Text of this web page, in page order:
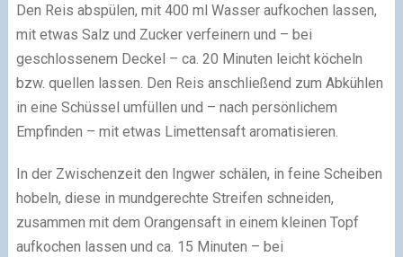
Den Reis abspülen, mit 400 ml Wasser aufkochen lassen,
mit etwas Salz und Zucker verfeinern und – bei
geschlossenem Deckel – ca. 20 Minuten leicht köcheln
bzw. quellen lassen. Den Reis anschließend zum Abkühlen
in eine Schüssel umfüllen und – nach persönlichem
Empfinden – mit etwas Limettensaft aromatisieren.
In der Zwischenzeit den Ingwer schälen, in feine Scheiben
hobeln, diese in mundgerechte Streifen schneiden,
zusammen mit dem Orangensaft in einem kleinen Topf
aufkochen lassen und ca. 15 Minuten – bei